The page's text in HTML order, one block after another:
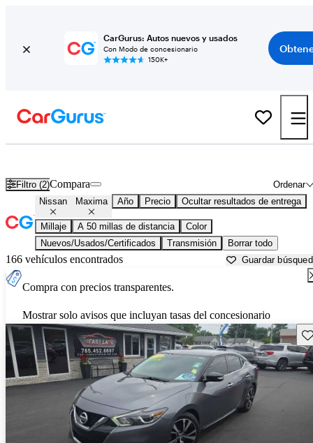
CarGurus: Autos nuevos y usados
Con Modo de concesionario
150K+
Filtro (2) Ordenar
Compara
Nissan Maxima Año Precio Ocultar resultados de entrega
Millaje A 50 millas de distancia
Color
Nuevos/Usados/Certificados
Transmisión Borrar todo
166 vehículos encontrados Guardar
Compra con precios transparentes.
Mostrar solo avisos que incluyan tasas del concesionario